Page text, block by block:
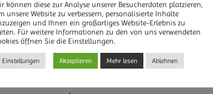
DETAILS
Datum:
27. Mai 2023
können diese zur Analyse unserer Besucherdaten platzieren,
unsere Website zu verbessern, personalisierte Inhalte
und Ihnen ein großartiges Website-Erlebnis zu
Für weitere Informationen zu den von uns verwendeten
öffnen Sie die Einstellungen.
Einstellungen Akzeptieren Mehr lesen Ablehnen